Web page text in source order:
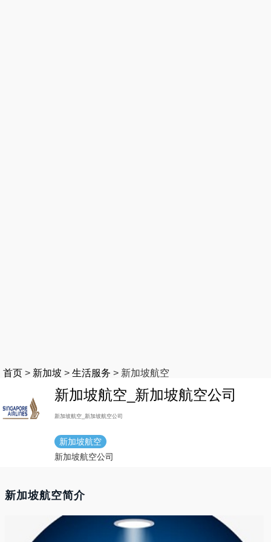
首页 > 新加坡 > 生活服务 > 新加坡航空
新加坡航空_新加坡航空公司
新加坡航空_新加坡航空公司
新加坡航空
新加坡航空公司
新加坡航空简介